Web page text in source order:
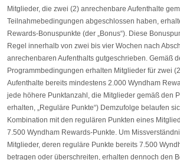
Mitglieder, die zwei (2) anrechenbare Aufenthalte
Teilnahmebedingungen abgeschlossen haben,
Rewards-Bonuspunkte (der „Bonus“). Diese
Regel innerhalb von zwei bis vier Wochen nach
anrechenbaren Aufenthalts gutgeschrieben. Gemäß
Programmbedingungen erhalten Mitglieder für zwei
Aufenthalte bereits mindestens 2.000 Wyndham
jede höhere Punktanzahl, die Mitglieder gemäß den
erhalten, „Reguläre Punkte“) Demzufolge belaufen
Kombination mit den regulären Punkten eines
7.500 Wyndham Rewards-Punkte. Um
Mitglieder, deren reguläre Punkte bereits 7.500
betragen oder überschreiten, erhalten dennoch den